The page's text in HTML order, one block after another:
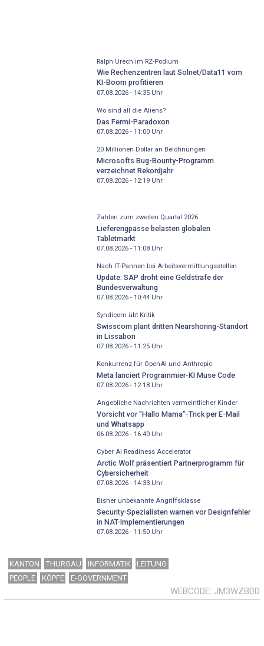
Ralph Urech im RZ-Podium
Wie Rechenzentren laut Solnet/Data11 vom
KI-Boom profitieren
07.08.2026 - 14:35Uhr
Wo sind all die Aliens?
Das Fermi-Paradoxon
07.08.2026 - 11:00Uhr
20 Millionen Dollar an Belohnungen
Microsofts Bug-Bounty-Programm
verzeichnet Rekordjahr
07.08.2026 - 12:19Uhr
Zahlen zum zweiten Quartal 2026
Lieferengpässe belasten globalen
Tabletmarkt
07.08.2026 - 11:08Uhr
Nach IT-Pannen bei Arbeitsvermittlungsstellen
Update: SAP droht eine Geldstrafe der
Bundesverwaltung
07.08.2026 - 10:44Uhr
Syndicom übt Kritik
Swisscom plant dritten Nearshoring-Standort
in Lissabon
07.08.2026 - 11:25Uhr
Konkurrenz für OpenAI und Anthropic
Meta lanciert Programmier-KI Muse Code
07.08.2026 - 12:18Uhr
Angebliche Nachrichten vermeintlicher Kinder
Vorsicht vor "Hallo Mama"-Trick per E-Mail
und Whatsapp
06.08.2026 - 16:40Uhr
Cyber AI Readiness Accelerator
Arctic Wolf präsentiert Partnerprogramm für
Cybersicherheit
07.08.2026 - 14:33Uhr
Bisher unbekannte Angriffsklasse
Security-Spezialisten warnen vor Designfehler
in NAT-Implementierungen
07.08.2026 - 11:50Uhr
KANTON THURGAU INFORMATIK
LEITUNG
PEOPLE
KÖPFE E-GOVERNMENT
WEBCODE JM3WZBDD